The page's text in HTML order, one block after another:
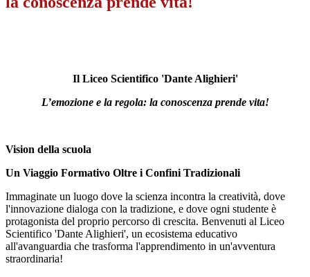
Il Liceo Scientifico 'Dante Alighieri'
L’emozione e la regola: la conoscenza prende vita!
Vision della scuola
Un Viaggio Formativo Oltre i Confini Tradizionali
Immaginate un luogo dove la scienza incontra la creatività, dove
l'innovazione dialoga con la tradizione, e dove ogni studente è
protagonista del proprio percorso di crescita. Benvenuti al Liceo
Scientifico 'Dante Alighieri', un ecosistema educativo
all'avanguardia che trasforma l'apprendimento in un'avventura
straordinaria!